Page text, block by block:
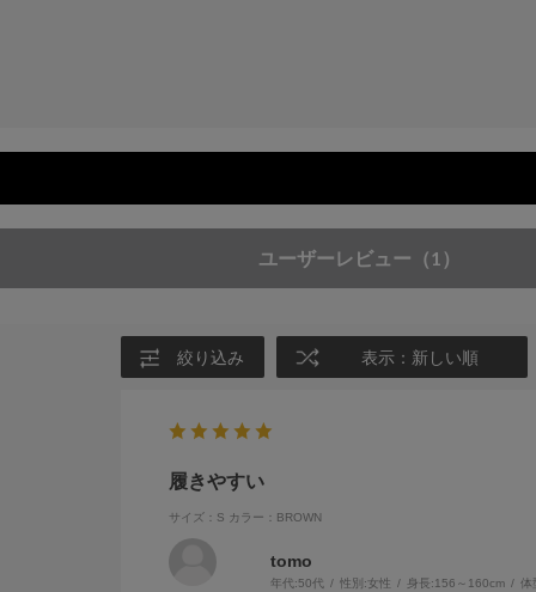
ユーザーレビュー （1）
絞り込み 表示：新しい順
履きやすい
サイズ：S カラー：BROWN
tomo
年代:50代 性別:女性 身長:156～160cm
体